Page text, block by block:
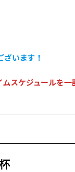
います！
ジュールを一部